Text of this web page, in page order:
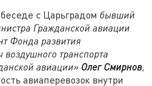
с Царьградом бывший
Гражданской авиации
Фонда развития
воздушного транспорта
авиации» Олег Смирнов,
авиаперевозок внутри